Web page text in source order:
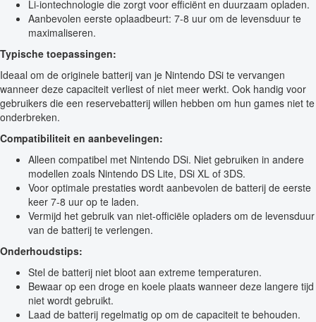
Li-iontechnologie die zorgt voor efficiënt en duurzaam opladen.
Aanbevolen eerste oplaadbeurt: 7-8 uur om de levensduur te
maximaliseren.
Typische toepassingen:
Ideaal om de originele batterij van je Nintendo DSi te vervangen
wanneer deze capaciteit verliest of niet meer werkt. Ook handig voor
gebruikers die een reservebatterij willen hebben om hun games niet te
onderbreken.
Compatibiliteit en aanbevelingen:
Alleen compatibel met Nintendo DSi. Niet gebruiken in andere
modellen zoals Nintendo DS Lite, DSi XL of 3DS.
Voor optimale prestaties wordt aanbevolen de batterij de eerste
keer 7-8 uur op te laden.
Vermijd het gebruik van niet-officiële opladers om de levensduur
van de batterij te verlengen.
Onderhoudstips:
Stel de batterij niet bloot aan extreme temperaturen.
Bewaar op een droge en koele plaats wanneer deze langere tijd
niet wordt gebruikt.
Laad de batterij regelmatig op om de capaciteit te behouden.